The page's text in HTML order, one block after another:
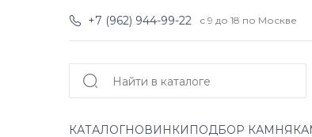
+7 (962) 944-99-22 с 9 до 18 по Москве
КАТАЛОГНОВИНКИ ПОДБОР КАМНЯ